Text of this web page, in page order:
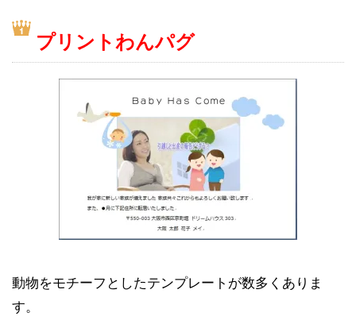
プリントわんパグ
動物をモチーフとしたテンプレートが数多くありま
す。